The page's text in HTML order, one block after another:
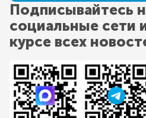
Подписывайтесь
социальные сети
курсе всех